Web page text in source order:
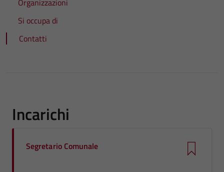
Organizzazioni
Si occupa di
Contatti
Incarichi
Segretario Comunale